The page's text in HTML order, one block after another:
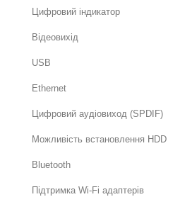
Цифровий індикатор
Відеовихід
USB
Ethernet
Цифровий аудіовиход (SPDIF)
Можливість встановлення HDD
Bluetooth
Підтримка Wi-Fi адаптерів